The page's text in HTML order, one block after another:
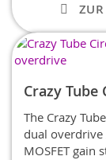
Crazy
The Crazy
dual
MOSFET gain